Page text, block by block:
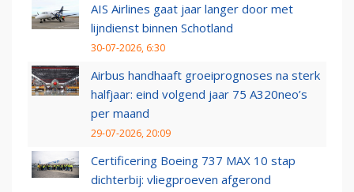
AIS Airlines gaat jaar langer door met
lijndienst binnen Schotland
30-07-2026, 6:30
Airbus handhaaft groeiprognoses na sterk
halfjaar: eind volgend jaar 75 A320neo’s
per maand
29-07-2026, 20:09
Certificering Boeing 737 MAX 10 stap
dichterbij: vliegproeven afgerond